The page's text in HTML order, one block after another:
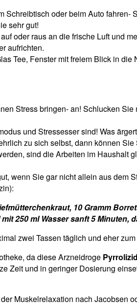
Schreibtisch oder beim Auto
sehr gut!
oder raus an die frische Luft und
aufrichten.
Tee, Fenster mit freiem Blick in
Stress bringen- an! Schlucken
und Stressesser sind! Was
zu sich selbst, dann können
sind die Arbeiten im Haushalt
wenn Sie gar nicht allein aus dem
10 Gramm
250 ml Wasser sanft 5
zwei Tassen täglich und eher
da diese Arzneidroge
Zeit und in geringer Dosierung
Muskelrelaxation nach Jacobsen